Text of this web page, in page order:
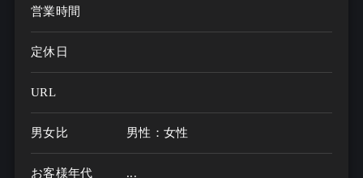
営業時間
定休日
URL
男女比 男性：女性
お客様年代 ...